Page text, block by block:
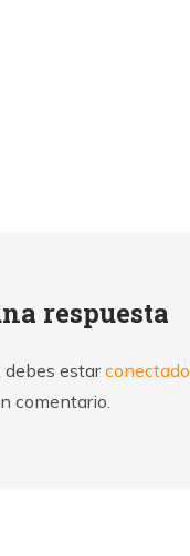
respuesta
debes estarconectado
comentario.